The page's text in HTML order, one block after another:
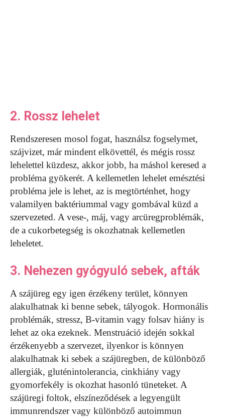
2. Rossz lehelet
Rendszeresen mosol fogat, használsz fogselymet,
szájvizet, már mindent elkövettél, és mégis rossz
lehelettel küzdesz, akkor jobb, ha máshol keresed a
probléma gyökerét. A kellemetlen lehelet emésztési
probléma jele is lehet, az is megtörténhet, hogy
valamilyen baktériummal vagy gombával küzd a
szervezeted. A vese-, máj, vagy arcüregproblémák,
de a cukorbetegség is okozhatnak kellemetlen
leheletet.
3. Nehezen gyógyuló sebek, afták
A szájüreg egy igen érzékeny terület, könnyen
alakulhatnak ki benne sebek, tályogok. Hormonális
problémák, stressz, B-vitamin vagy folsav hiány is
lehet az oka ezeknek. Menstruáció idején sokkal
érzékenyebb a szervezet, ilyenkor is könnyen
alakulhatnak ki sebek a szájüregben, de különböző
allergiák, gluténintolerancia, cinkhiány vagy
gyomorfekély is okozhat hasonló tüneteket. A
szájüregi foltok, elszíneződések a legyengült
immunrendszer vagy különböző autoimmun